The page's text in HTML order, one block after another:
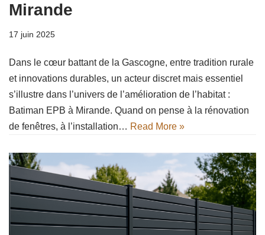
Mirande
17 juin 2025
Dans le cœur battant de la Gascogne, entre tradition rurale
et innovations durables, un acteur discret mais essentiel
s’illustre dans l’univers de l’amélioration de l’habitat :
Batiman EPB à Mirande. Quand on pense à la rénovation
de fenêtres, à l’installation… Read More »